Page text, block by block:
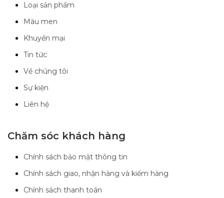
Loại sản phẩm
Màu men
Khuyến mại
Tin tức
Về chúng tôi
Sự kiện
Liên hệ
Chăm sóc khách hàng
Chính sách bảo mật thông tin
Chính sách giao, nhận hàng và kiểm hàng
Chính sách thanh toán